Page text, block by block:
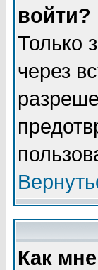
войти?
Только
через
Как